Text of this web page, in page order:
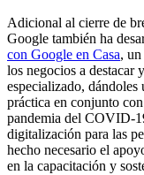
Adicional al cierre de
Google también ha
con Google en Casa,
los negocios a destacar
especializado,
práctica en conjunto
pandemia del COVID-
digitalización para las
hecho necesario el
en la capacitación y